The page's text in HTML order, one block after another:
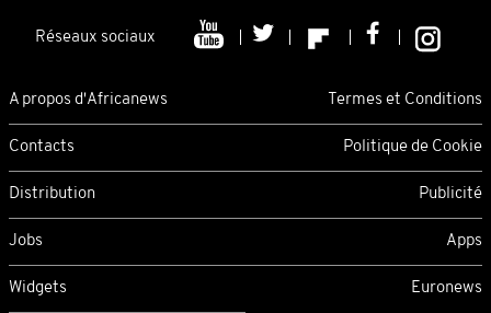
Réseaux sociaux
A propos d'Africanews Termes et Conditions
Contacts Politique de Cookie
Distribution Publicité
Jobs Apps
Widgets Euronews